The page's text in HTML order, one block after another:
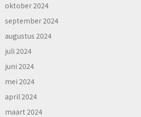
oktober 2024
september 2024
augustus 2024
juli 2024
juni 2024
mei 2024
april 2024
maart 2024